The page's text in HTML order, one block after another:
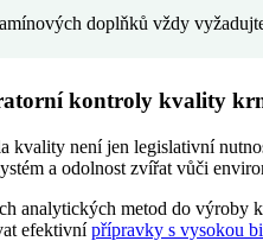
doplňků vždy
kontroly kvality
kvality není jen legislativní
a odolnost zvířat vůči
analytických metod do výroby
efektivnípřípravky s vysokou